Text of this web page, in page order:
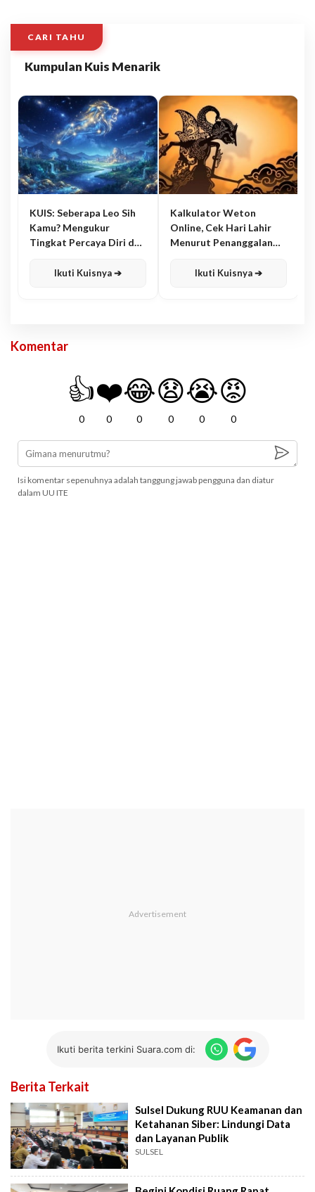
CARI TAHU
Kumpulan Kuis Menarik
KUIS: Seberapa Leo Sih
Kamu? Mengukur
Tingkat Percaya Diri dan
Ikuti Kuisnya ➔
Kalkulator Weton
Online, Cek Hari Lahir
Menurut Penanggalan
Ikuti Kuisnya ➔
Komentar
👍
0
❤️
0
😂
0
😧
0
😭
0
😡
0
Isi komentar sepenuhnya adalah tanggung jawab pengguna dan diatur
dalam UU ITE
Ikuti berita terkini Suara.com di:
Berita Terkait
Sulsel Dukung RUU Keamanan dan
Ketahanan Siber: Lindungi Data
dan Layanan Publik
SULSEL